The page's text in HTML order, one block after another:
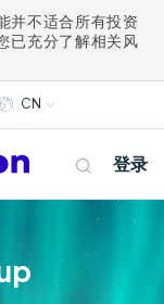
并不适合所有投资
已充分了解相关风
CN
登录